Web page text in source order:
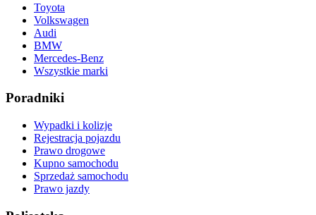
Toyota
Volkswagen
Audi
BMW
Mercedes-Benz
Wszystkie marki
Poradniki
Wypadki i kolizje
Rejestracja pojazdu
Prawo drogowe
Kupno samochodu
Sprzedaż samochodu
Prawo jazdy